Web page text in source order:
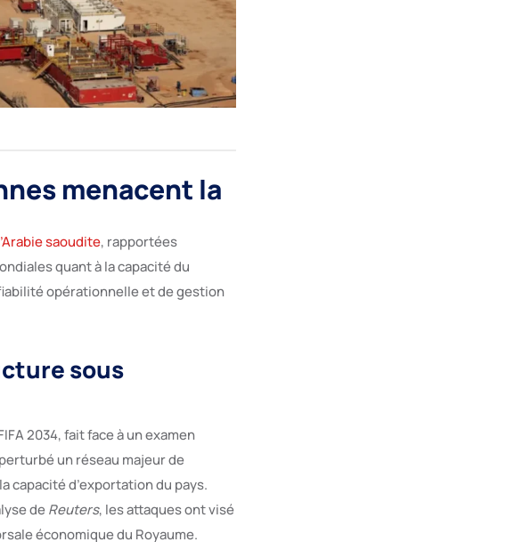
menacent la
saoudite, rapportées
quant à la capacité du
opérationnelle et de gestion
sous
2034, fait face à un examen
un réseau majeur de
capacité d’exportation du pays.
deReuters, les attaques ont visé
économique du Royaume.